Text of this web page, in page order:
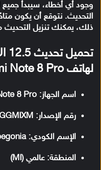
وجود أي أخطاء، سيبدأ
التحديث. نتوقع أن يكون
ذلك، يمكنك تنزيل التحديث
لهاتف Redmi Note 8 Pro
اسم الجهاز: Redmi Note 8 Pro
رقم الإصدار: V12.5.1.0.RGGMIXM
الإسم الكودي: begonia
المنطقة: عالمي (MI)